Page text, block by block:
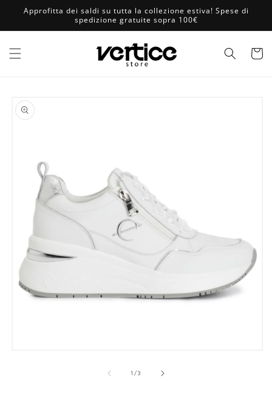
direttamente
Approfitta dei saldi su tutta la collezione estiva! Spese di
spedizione gratuite sopra 100€
Carrello
informazioni
sul prodotto
1 /su3